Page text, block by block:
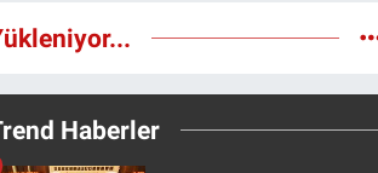
Haberler